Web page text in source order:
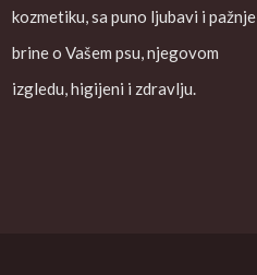
kozmetiku, sa puno ljubavi i pažnje
brine o Vašem psu, njegovom
izgledu, higijeni i zdravlju.